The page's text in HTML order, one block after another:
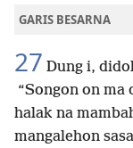
GARIS BESARNA
27 Dung i,
“Songon on ma
halak na
mangalehon